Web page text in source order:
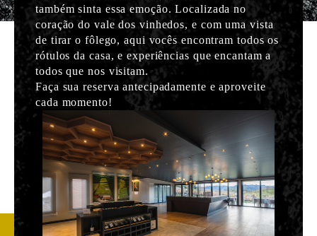
também sinta essa emoção. Localizada no
coração do vale dos vinhedos, e com uma vista
de tirar o fôlego, aqui vocês encontram todos os
rótulos da casa, e experiências que encantam a
todos que nos visitam.
Faça sua reserva antecipadamente e aproveite
cada momento!